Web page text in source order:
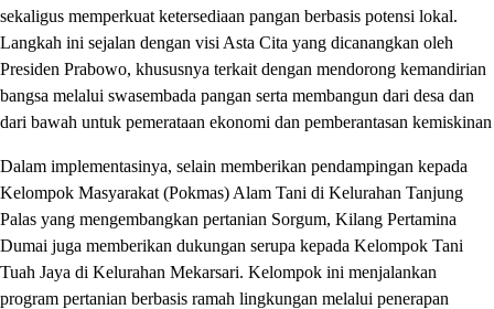
sekaligus memperkuat ketersediaan pangan berbasis potensi lokal.
Langkah ini sejalan dengan visi Asta Cita yang dicanangkan oleh
Presiden Prabowo, khususnya terkait dengan mendorong kemandirian
bangsa melalui swasembada pangan serta membangun dari desa dan
dari bawah untuk pemerataan ekonomi dan pemberantasan kemiskinan
Dalam implementasinya, selain memberikan pendampingan kepada
Kelompok Masyarakat (Pokmas) Alam Tani di Kelurahan Tanjung
Palas yang mengembangkan pertanian Sorgum, Kilang Pertamina
Dumai juga memberikan dukungan serupa kepada Kelompok Tani
Tuah Jaya di Kelurahan Mekarsari. Kelompok ini menjalankan
program pertanian berbasis ramah lingkungan melalui penerapan